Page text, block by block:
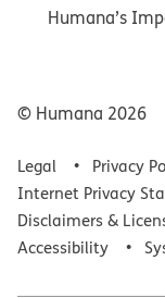
Humana’s
© Humana 2026
Legal
Privacy
Internet Privacy
Disclaimers &
Accessibility